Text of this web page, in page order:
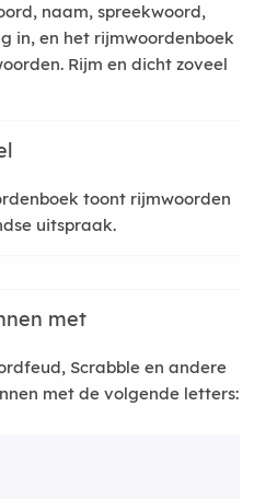
naam, spreekwoord,
in, en het rijmwoordenboek
Rijm en dicht zoveel
toont rijmwoorden
uitspraak.
met
Scrabble en andere
met de volgende letters: